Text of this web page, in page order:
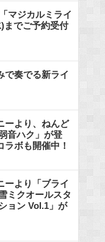
マジカルミライ
までご予約受付
で奏でる新ライ
ーより、ねんど
音ハク」が登
ボも開催中！
ーより「ブライ
ミクオールスタ
ョン Vol.1」が